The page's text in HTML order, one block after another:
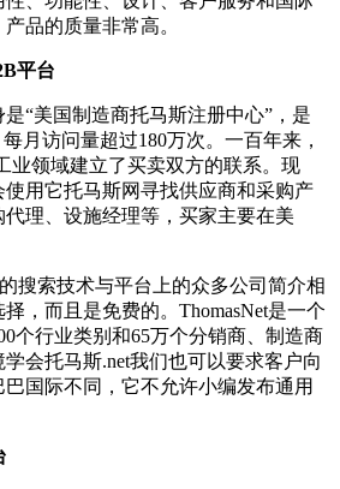
品的质量非常高。
平台
美国制造商托马斯注册中心”，是
月访问量超过180万次。一百年来，
业领域建立了买卖双方的联系。现
用它托马斯网寻找供应商和采购产
理、设施经理等，买家主要在美
索技术与平台上的众多公司简介相
，而且是免费的。ThomasNet是一个
个行业类别和65万个分销商、制造商
会托马斯.net我们也可以要求客户向
国际不同，它不允许小编发布通用